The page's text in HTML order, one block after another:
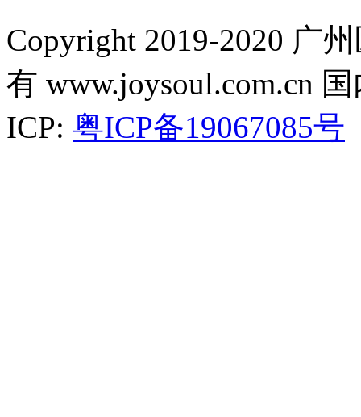
Copyright 2019-2020 广
有 www.joysoul.com.cn
ICP: 粤ICP备19067085号